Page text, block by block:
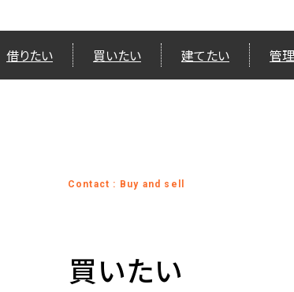
借りたい 買いたい 建てたい 管
Contact : Buy and sell
買いたい